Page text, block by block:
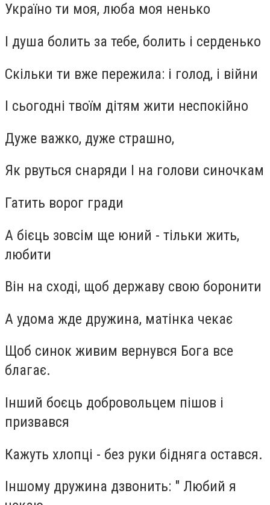
Україно ти моя, люба моя ненько
І душа болить за тебе, болить і серденько
Скільки ти вже пережила: і голод, і війни
І сьогодні твоїм дітям жити неспокійно
Дуже важко, дуже страшно,
Як рвуться снаряди І на голови синочкам
Гатить ворог гради
А бієць зовсім ще юний - тільки жить,
любити
Він на сході, щоб державу свою боронити
А удома жде дружина, матінка чекає
Щоб синок живим вернувся Бога все
благає.
Інший боєць добровольцем пішов і
призвався
Кажуть хлопці - без руки бідняга остався.
Іншому дружина дзвонить: " Любий я